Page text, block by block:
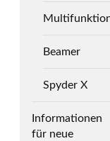
Beamer
Spyder X
Informationen
für neue